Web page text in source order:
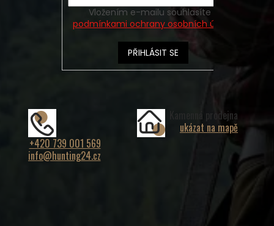
podmínkami ochrany osobních údajů
PŘIHLÁSIT SE
+420 739 001 569
info@hunting24.cz
Kamenná prodejna
ukázat na mapě